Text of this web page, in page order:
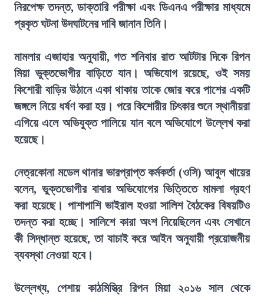
নিরপেক্ষ তদন্ত, ডাক্তারি পরীক্ষা এবং ডিএনএ পরীক্ষার মাধ্যমে
প্রকৃত ঘটনা উদঘাটনের দাবি জানান তিনি।
মামলার এজাহার অনুযায়ী, গত শনিবার রাত আটটার দিকে রিপন
মিয়া ভুক্তভোগীর বাড়িতে যান। অভিযোগ রয়েছে, ওই সময়
কিশোরী বাড়ির উঠানে একা থাকায় তাকে জোর করে পাশের একটি
জঙ্গলে নিয়ে ধর্ষণ করা হয়। পরে কিশোরীর চিৎকার শুনে স্থানীয়রা
এগিয়ে এলে অভিযুক্ত পালিয়ে যান বলে অভিযোগে উল্লেখ করা
হয়েছে।
নেত্রকোনা মডেল থানার ভারপ্রাপ্ত কর্মকর্তা (ওসি) আবুল খায়ের
বলেন, ভুক্তভোগীর বাবার অভিযোগের ভিত্তিতে মামলা গ্রহণ
করা হয়েছে। পাশাপাশি ভাইরাল হওয়া সালিশ বৈঠকের বিষয়টিও
তদন্ত করা হচ্ছে। সালিশে কারা অংশ নিয়েছিলেন এবং সেখানে
কী সিদ্ধান্ত হয়েছে, তা যাচাই করে আইন অনুযায়ী প্রয়োজনীয়
ব্যবস্থা নেওয়া হবে।
উল্লেখ্য, পেশায় কাঠমিস্ত্রি রিপন মিয়া ২০১৬ সাল থেকে